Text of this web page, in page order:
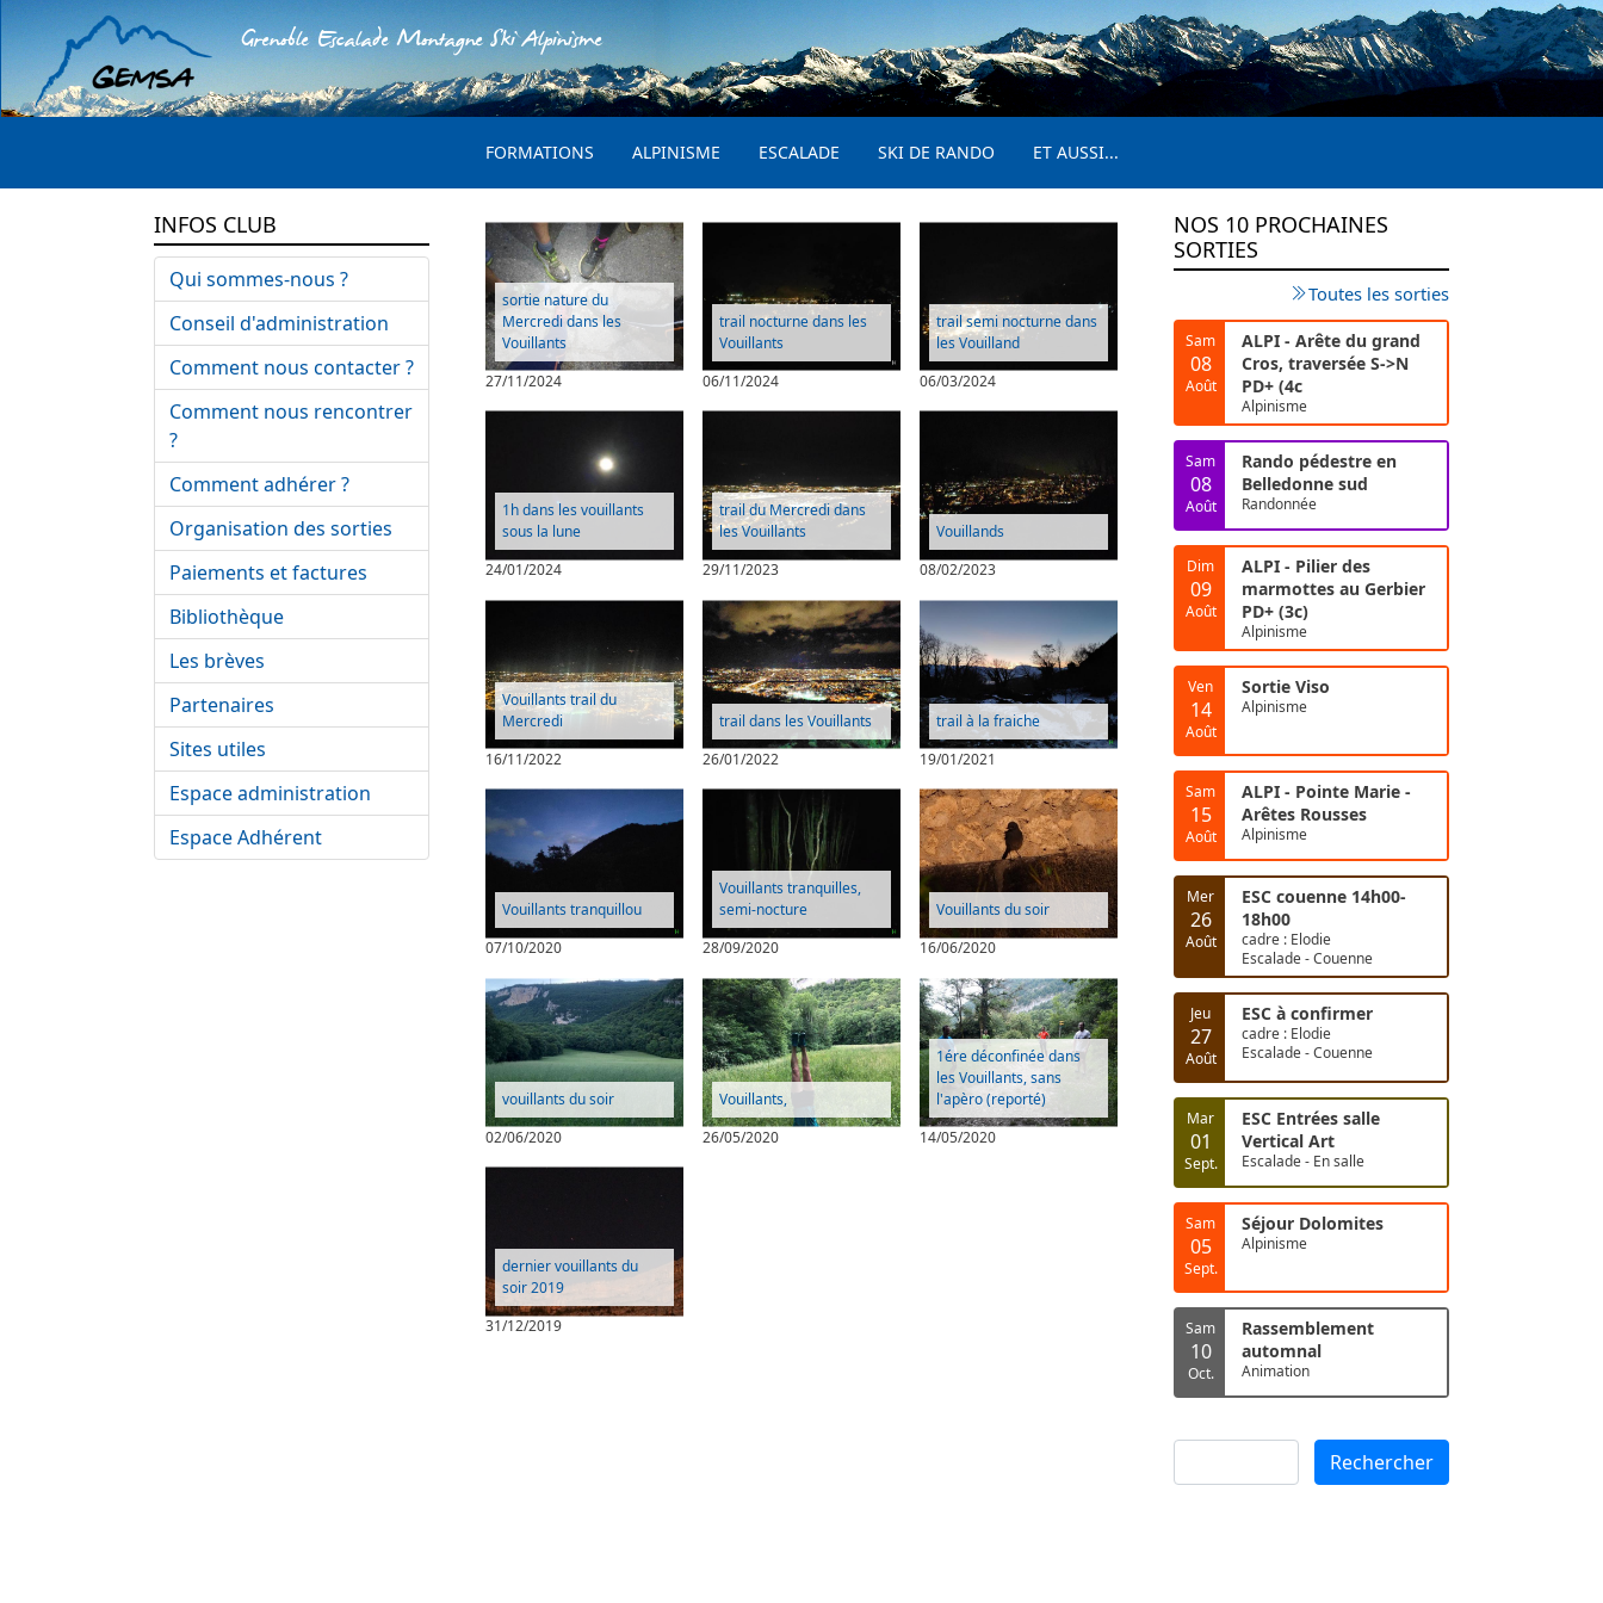
Aller au contenu principal
Grenoble Escalade Montagne Ski Alpinisme
FORMATIONS ALPINISME ESCALADE SKI DE RANDO ET AUSSI...
sortie nature du
Mercredi dans les
Vouillants
27/11/2024
trail nocturne dans les
Vouillants
06/11/2024
trail semi nocturne dans
les Vouilland
06/03/2024
1h dans les vouillants
sous la lune
24/01/2024
trail du Mercredi dans
les Vouillants
29/11/2023
Vouillands
08/02/2023
Vouillants trail du
Mercredi
16/11/2022
trail dans les Vouillants
26/01/2022
trail à la fraiche
19/01/2021
Vouillants tranquillou
07/10/2020
Vouillants tranquilles,
semi-nocture
28/09/2020
Vouillants du soir
16/06/2020
vouillants du soir
02/06/2020
Vouillants,
26/05/2020
1ére déconfinée dans
les Vouillants, sans
l'apèro (reporté)
14/05/2020
dernier vouillants du
soir 2019
31/12/2019
INFOS CLUB
Qui sommes-nous ?
Conseil d'administration
Comment nous contacter ?
Comment nous rencontrer
?
Comment adhérer ?
Organisation des sorties
Paiements et factures
Bibliothèque
Les brèves
Partenaires
Sites utiles
Espace administration
Espace Adhérent
NOS 10 PROCHAINES
SORTIES
Toutes les sorties
Sam
08
Août
ALPI - Arête du grand
Cros, traversée S->N
PD+ (4c
Alpinisme
Sam
08
Août
Rando pédestre en
Belledonne sud
Randonnée
Dim
09
Août
ALPI - Pilier des
marmottes au Gerbier
PD+ (3c)
Alpinisme
Ven
14
Août
Sortie Viso
Alpinisme
Sam
15
Août
ALPI - Pointe Marie -
Arêtes Rousses
Alpinisme
Mer
26
Août
ESC couenne 14h00-
18h00
cadre : Elodie
Escalade - Couenne
Jeu
27
Août
ESC à confirmer
cadre : Elodie
Escalade - Couenne
Mar
01
Sept.
ESC Entrées salle
Vertical Art
Escalade - En salle
Sam
05
Sept.
Séjour Dolomites
Alpinisme
Sam
10
Oct.
Rassemblement
automnal
Animation
Rechercher Rechercher